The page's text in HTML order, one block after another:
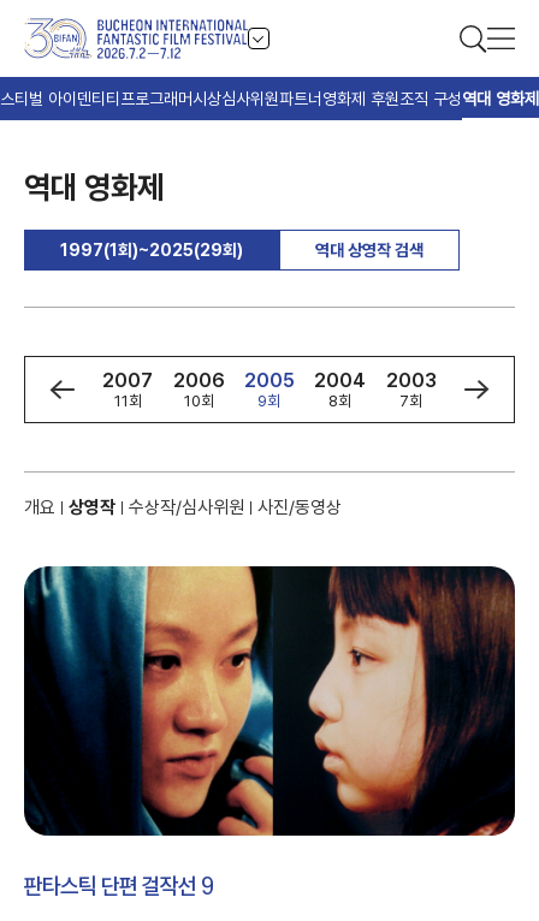
티벌 아이덴티티 프로그래머시상심사위원파트너 영화제 후원조직 구성역대 영화제
역대 영화제
1997(1회)~2025(29회) 역대 상영작 검색
2008
12회
2007
11회
2006
10회
2005
9회
2004
8회
2003
7회
2002
6회
개요 상영작 수상작/심사위원 사진/동영상
판타스틱 단편 걸작선 9